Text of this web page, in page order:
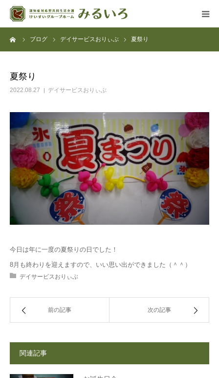
ブログ デイサービスおりぃぶ 夏祭り
夏祭り
2022.08.27 デイサービスおりぃぶ
今日は年に一度の夏祭りの日でした！
8月も終わりを迎えますので、いい思い出ができました（＾＾）
デイサービスおりぃぶ
前の記事 次の記事
関連記事
グループホーム
よくある質問
法人概要